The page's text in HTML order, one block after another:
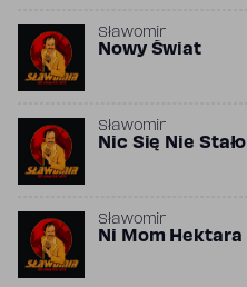
Sławomir
Nowy Świat
Sławomir
Nic Się Nie Stało
Sławomir
Ni Mom Hektara